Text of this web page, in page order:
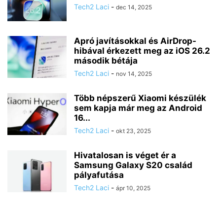
Tech2 Laci - dec 14, 2025
Apró javításokkal és AirDrop-
hibával érkezett meg az iOS 26.2
második bétája
Tech2 Laci - nov 14, 2025
Több népszerű Xiaomi készülék
sem kapja már meg az Android
16...
Tech2 Laci - okt 23, 2025
Hivatalosan is véget ér a
Samsung Galaxy S20 család
pályafutása
Tech2 Laci - ápr 10, 2025